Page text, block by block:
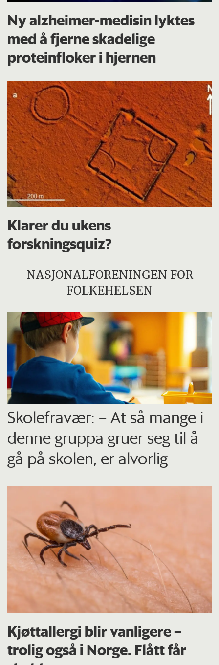
Ny alzheimer-medisin lyktes
med å fjerne skadelige
proteinfloker i hjernen
Klarer du ukens
forskningsquiz?
NASJONALFORENINGEN FOR
FOLKEHELSEN
Skolefravær: – At så mange i
denne gruppa gruer seg til å
gå på skolen, er alvorlig
Kjøttallergi blir vanligere –
trolig også i Norge. Flått får